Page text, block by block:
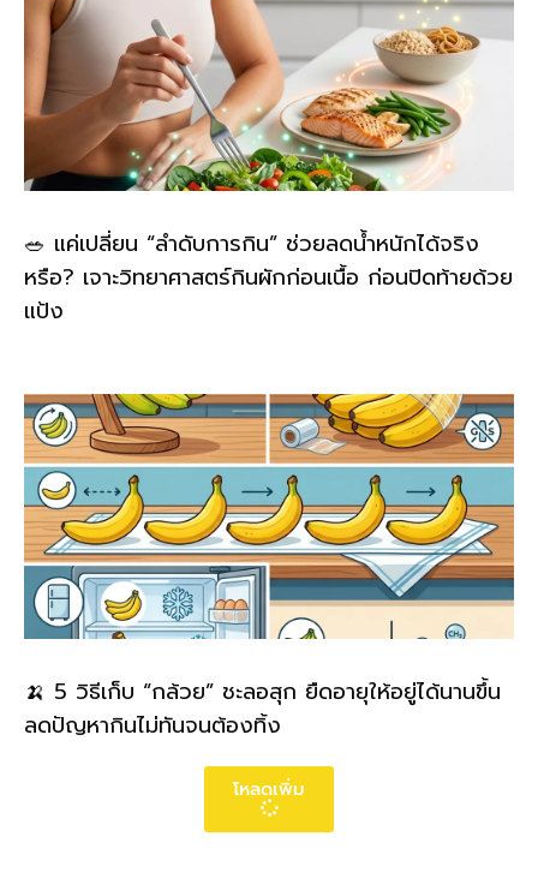
🥗 แค่เปลี่ยน “ลำดับการกิน” ช่วยลดน้ำหนักได้จริง
หรือ? เจาะวิทยาศาสตร์กินผักก่อนเนื้อ ก่อนปิดท้ายด้วย
แป้ง
🍌 5 วิธีเก็บ “กล้วย” ชะลอสุก ยืดอายุให้อยู่ได้นานขึ้น
ลดปัญหากินไม่ทันจนต้องทิ้ง
โหลดเพิ่ม